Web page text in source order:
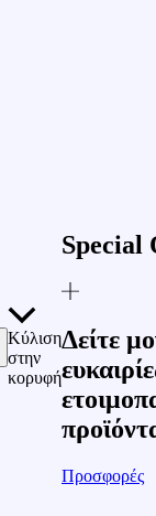
Κύλιση
στην
κορυφή
Special
Δείτε
Προσφορές